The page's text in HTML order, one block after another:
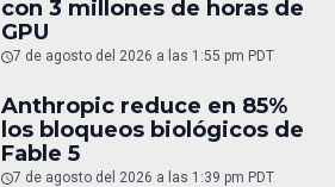
con 3 millones de horas de
GPU
7 de agosto del 2026 a las 1:55 pm PDT
Anthropic reduce en 85%
los bloqueos biológicos de
Fable 5
7 de agosto del 2026 a las 1:39 pm PDT